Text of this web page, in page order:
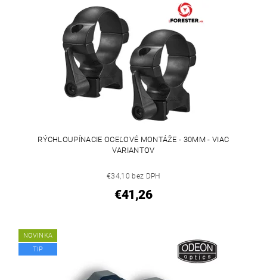
RÝCHLOUPÍNACIE OCEĽOVÉ MONTÁŽE - 30MM - VIAC
VARIANTOV
€34,10 bez DPH
€41,26
NOVINKA
TIP